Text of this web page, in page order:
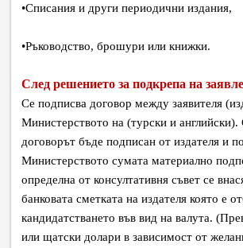
•Списания и други периодични издания,
•Ръководство, брошури или книжки.
След решението за подкрепа на
Се подписва договор между заявителя
Министерството на (турски и английски).
договорът бъде подписан от издателя и
Министерството сумата материално
определна от консултативня съвет се
банковата сметката на издателя която е
кандидатстването във вид на валута.
или щатски долари в зависимост от